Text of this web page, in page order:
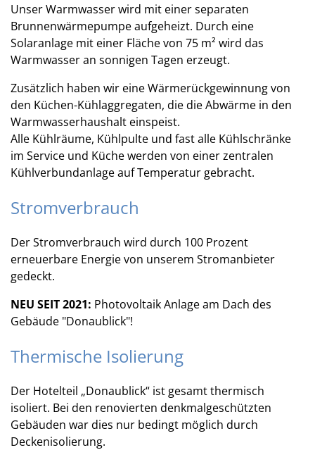
Unser Warmwasser wird mit einer separaten
Brunnenwärmepumpe aufgeheizt. Durch eine
Solaranlage mit einer Fläche von 75 m² wird das
Warmwasser an sonnigen Tagen erzeugt.
Zusätzlich haben wir eine Wärmerückgewinnung von
den Küchen-Kühlaggregaten, die die Abwärme in den
Warmwasserhaushalt einspeist.
Alle Kühlräume, Kühlpulte und fast alle Kühlschränke
im Service und Küche werden von einer zentralen
Kühlverbundanlage auf Temperatur gebracht.
Stromverbrauch
Der Stromverbrauch wird durch 100 Prozent
erneuerbare Energie von unserem Stromanbieter
gedeckt.
NEU SEIT 2021: Photovoltaik Anlage am Dach des
Gebäude "Donaublick"!
Thermische Isolierung
Der Hotelteil „Donaublick“ ist gesamt thermisch
isoliert. Bei den renovierten denkmalgeschützten
Gebäuden war dies nur bedingt möglich durch
Deckenisolierung.